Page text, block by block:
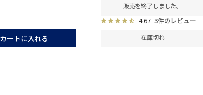
カートに入れる
販売を終了しました。
4.67 3件のレビュー
在庫切れ